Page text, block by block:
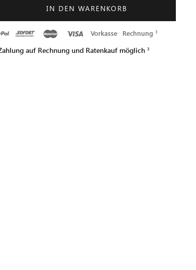
IN DEN WARENKORB
Vorkasse Rechnung
auf Rechnung und Ratenkauf möglich